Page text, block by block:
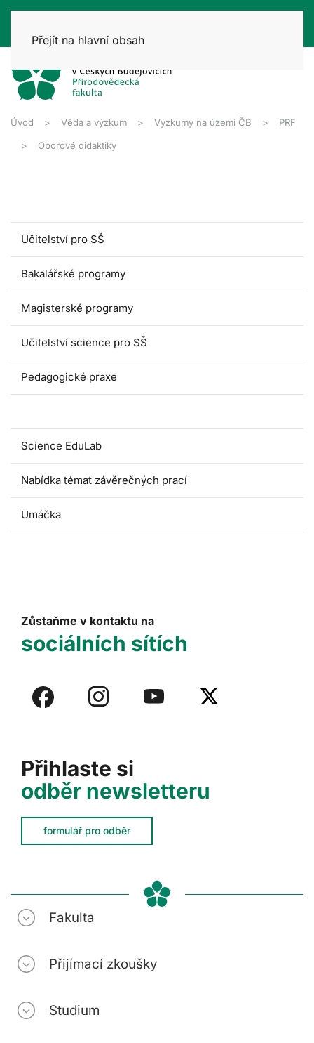
Přejít na hlavní obsah
Úvod Věda a výzkum Výzkumy na území ČB PRF
Oborové didaktiky
Učitelství pro SŠ
Bakalářské programy
Magisterské programy
Učitelství science pro SŠ
Pedagogické praxe
Science EduLab
Nabídka témat závěrečných prací
Umáčka
Přihlaste si
odběr newsletteru
formulář pro odběr
Zůstaňme v kontaktu na
sociálních sítích
Fakulta
Přijímací zkoušky
Studium